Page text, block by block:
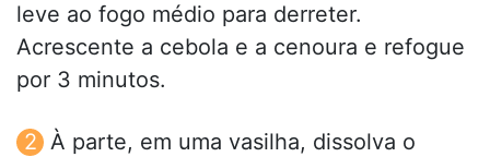
leve ao fogo médio para derreter.
Acrescente a cebola e a cenoura e refogue
por 3 minutos.
À parte, em uma vasilha, dissolva o